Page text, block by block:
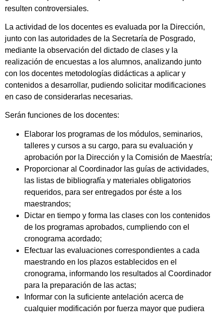
resulten controversiales.
La actividad de los docentes es evaluada por la Dirección,
junto con las autoridades de la Secretaría de Posgrado,
mediante la observación del dictado de clases y la
realización de encuestas a los alumnos, analizando junto
con los docentes metodologías didácticas a aplicar y
contenidos a desarrollar, pudiendo solicitar modificaciones
en caso de considerarlas necesarias.
Serán funciones de los docentes:
Elaborar los programas de los módulos, seminarios,
talleres y cursos a su cargo, para su evaluación y
aprobación por la Dirección y la Comisión de Maestría;
Proporcionar al Coordinador las guías de actividades,
las listas de bibliografía y materiales obligatorios
requeridos, para ser entregados por éste a los
maestrandos;
Dictar en tiempo y forma las clases con los contenidos
de los programas aprobados, cumpliendo con el
cronograma acordado;
Efectuar las evaluaciones correspondientes a cada
maestrando en los plazos establecidos en el
cronograma, informando los resultados al Coordinador
para la preparación de las actas;
Informar con la suficiente antelación acerca de
cualquier modificación por fuerza mayor que pudiera